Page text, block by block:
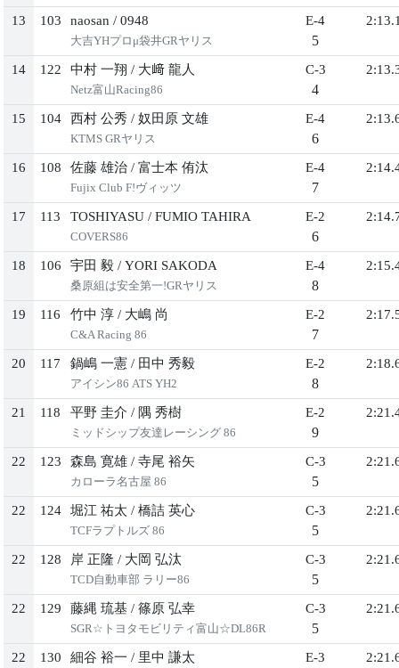
13 103 naosan / 0948
大吉YHプロμ袋井GRヤリス
E-4
5
14 122 中村 一翔 / 大﨑 龍人
Netz富山Racing86
C-3
4
15 104 西村 公秀 / 奴田原 文雄
KTMS GRヤリス
E-4
6
16 108 佐藤 雄治 / 富士本 侑汰
Fujix Club F!ヴィッツ
E-4
7
17 113 TOSHIYASU / FUMIO TAHIRA
COVERS86
E-2
6
18 106 宇田 毅 / YORI SAKODA
桑原組は安全第一!GRヤリス
E-4
8
19 116 竹中 淳 / 大嶋 尚
C&A Racing 86
E-2
7
20 117 鍋嶋 一憲 / 田中 秀毅
アイシン86 ATS YH2
E-2
8
21 118 平野 圭介 / 隅 秀樹
ミッドシップ友達レーシング 86
E-2
9
22 123 森島 寛雄 / 寺尾 裕矢
カローラ名古屋 86
C-3
5
22 124 堀江 祐太 / 橋詰 英心
TCFラプトルズ 86
C-3
5
22 128 岸 正隆 / 大岡 弘汰
TCD自動車部 ラリー86
C-3
5
22 129 藤縄 琉基 / 篠原 弘幸
SGR☆トヨタモビリティ富山☆DL86R
C-3
5
22 130 細谷 裕一 / 里中 謙太 E-3